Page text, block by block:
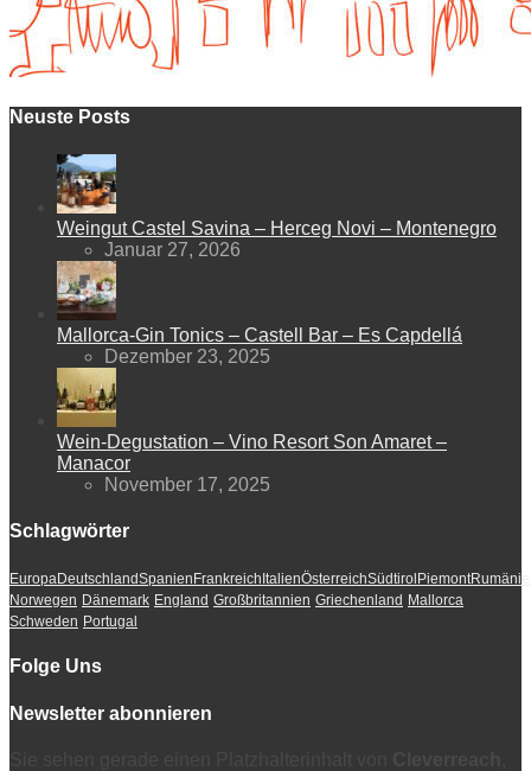
Neuste Posts
Weingut Castel Savina – Herceg Novi – Montenegro
Januar 27, 2026
Mallorca-Gin Tonics – Castell Bar – Es Capdellá
Dezember 23, 2025
Wein-Degustation – Vino Resort Son Amaret –
Manacor
November 17, 2025
Schlagwörter
EuropaDeutschlandSpanien Frankreich ItalienÖsterreichSüdtirol Piemont
Norwegen Dänemark England Großbritannien Griechenland Mallorca
Schweden Portugal
Folge Uns
Newsletter abonnieren